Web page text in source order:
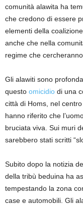
comunità alawita ha
che credono di essere
elementi della
anche che nella
regime che
Gli alawiti sono
questo omicidio di una
città di Homs, nel
hanno riferito che
bruciata viva. Sui muri
sarebbero stati scritti
Subito dopo la notizia
della tribù beduina ha
tempestando la zona
case e automobili. Gli